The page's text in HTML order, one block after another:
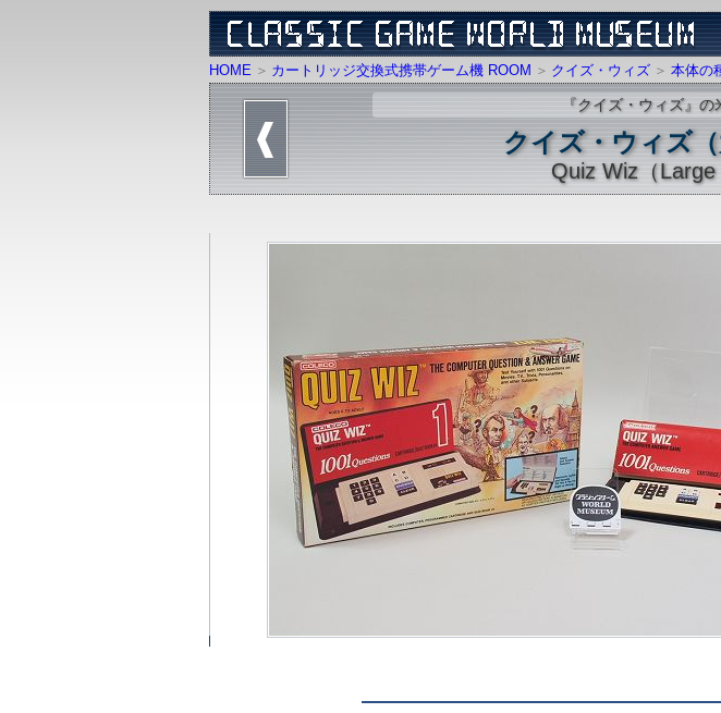
HOME カートリッジ交換式携帯ゲーム機 ROOM クイズ・ウィズ 本体の
『クイズ・ウィズ』
クイズ・ウィズ（
Quiz Wiz（Large